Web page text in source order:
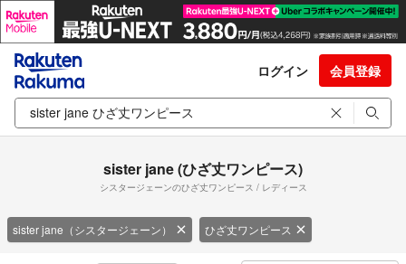
ログイン 会員登録
sister jane (ひざ丈ワンピース)
シスタージェーンのひざ丈ワンピース / レディース
sister jane（シスタージェーン） ひざ丈ワンピース